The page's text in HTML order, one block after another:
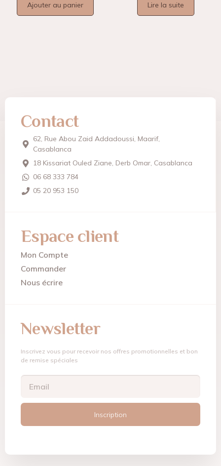
Ajouter au panier Lire la suite
Contact
62, Rue Abou Zaid Addadoussi, Maarif,
Casablanca
18 Kissariat Ouled Ziane, Derb Omar, Casablanca
06 68 333 784
05 20 953 150
Espace client
Mon Compte
Commander
Nous écrire
Newsletter
Inscrivez vous pour recevoir nos offres promotionnelles et bon
de remise spéciales
Inscription